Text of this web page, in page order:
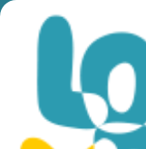
You are here: Home